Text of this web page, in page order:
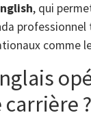
, qui
comme
?